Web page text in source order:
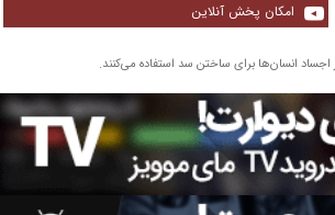
امکان پخش آنلاین
انسان‌ها برای ساختن سد استفاده می‌کنند.